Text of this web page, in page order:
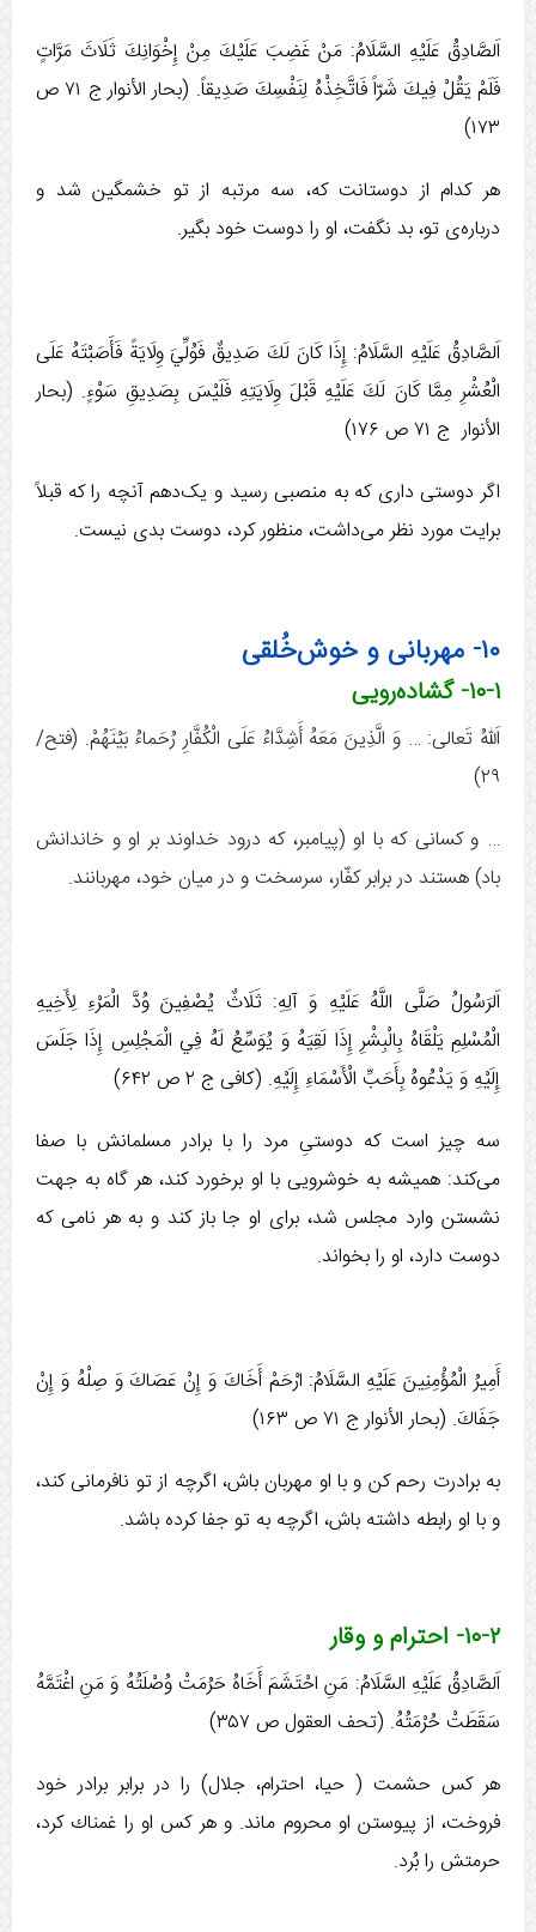
اَلصَّادِقُ عَلَيْهِ السَّلَامُ: مَنْ غَضِبَ عَلَيْكَ مِنْ إِخْوَانِكَ ثَلَاثَ مَرَّاتٍ
فَلَمْ يَقُلْ فِيكَ شَرّاً فَاتَّخِذْهُ لِنَفْسِكَ صَدِيقاً. (بحار الأنوار ج ‏۷۱ ص
۱۷۳)
هر کدام از دوستانت که، سه مرتبه از تو خشمگین شد و
درباره‌ی تو، بد نگفت، او را دوست خود بگیر.
اَلصَّادِقُ عَلَيْهِ السَّلَامُ: إِذَا كَانَ لَكَ صَدِيقٌ فَوُلِّيَ وِلَايَةً فَأَصَبْتَهُ عَلَی
الْعُشْرِ مِمَّا كَانَ لَكَ عَلَيْهِ قَبْلَ وِلَايَتِهِ فَلَيْسَ بِصَدِيقِ سَوْءٍ. (بحار
الأنوار ج ‏۷۱ ص ۱۷۶)
اگر دوستی داری که به منصبی رسید و یک‌دهم آنچه را که قبلاً
برایت مورد نظر می­‌داشت، منظور کرد، دوست بدی نیست.
۱۰- مهربانی و خوش‌خُلقی
۱۰-۱- گشاده‌رویی
اَللهُ تَعالی: …‏ وَ الَّذِينَ مَعَهُ أَشِدَّاءُ عَلَی الْكُفَّارِ رُحَماءُ بَيْنَهُمْ. (فتح/
۲۹)
… و كسانی كه با او (پیامبر، که درود خداوند بر او و خاندانش
باد) هستند در برابر كفّار، سرسخت و در ميان خود، مهربانند.
اَلرَسُولُ صَلَّی اللَّهُ عَلَيْهِ وَ آلِهِ:‏‏ ثَلَاثٌ يُصْفِينَ وُدَّ الْمَرْءِ لِأَخِيهِ
الْمُسْلِمِ يَلْقَاهُ بِالْبِشْرِ إِذَا لَقِيَهُ وَ يُوَسِّعُ لَهُ فِي الْمَجْلِسِ إِذَا جَلَسَ
إِلَيْهِ وَ يَدْعُوهُ بِأَحَبِّ الْأَسْمَاءِ إِلَيْهِ. (كافی ج ‏۲ ص ۶۴۲)
سه چيز است كه دوستیِ مرد را با برادر مسلمانش با صفا
می‏‌‌كند: هميشه به خوشرویی با او برخورد كند، هر گاه به جهت
نشستن وارد مجلس شد، برای او جا باز كند و به هر نامی كه
دوست دارد، او را بخواند.
أَمِيرُ الْمُؤْمِنِينَ عَلَيْهِ السَّلَامُ: ارْحَمْ أَخَاكَ وَ إِنْ عَصَاكَ وَ صِلْهُ وَ إِنْ
جَفَاكَ. (بحار الأنوار ج ‏۷۱ ص ۱۶۳)
به برادرت رحم کن و با او مهربان باش، اگرچه از تو نافرمانی کند،
و با او رابطه داشته باش، اگرچه به تو جفا کرده باشد.
۱۰-۲- احترام و وقار
اَلصَّادِقُ عَلَيْهِ السَّلَامُ: مَنِ‏ احْتَشَمَ‏ أَخَاهُ‏ حَرُمَتْ وُصْلَتُهُ وَ مَنِ اغْتَمَّهُ
سَقَطَتْ حُرْمَتُهُ. (تحف العقول ص ۳۵۷)
هر كس حشمت ( حیا، احترام، جلال) را در برابر برادر خود
فروخت، از پيوستن او محروم ماند. و هر كس او را غمناك كرد،
حرمتش را بُرد.